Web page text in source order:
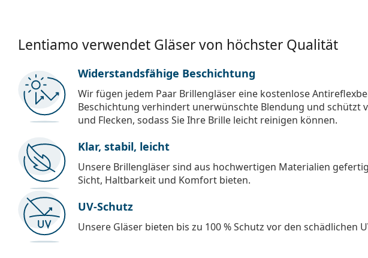
Lentiamo verwendet Gläser von höchster Qualität
Widerstandsfähige Beschichtung
Wir fügen jedem Paar Brillengläser eine kostenlose
Beschichtung verhindert unerwünschte Blendung und schützt
und Flecken, sodass Sie Ihre Brille leicht reinigen können.
Klar, stabil, leicht
Unsere Brillengläser sind aus hochwertigen Materialien
Sicht, Haltbarkeit und Komfort bieten.
UV-Schutz
Unsere Gläser bieten bis zu 100 % Schutz vor den schädlichen